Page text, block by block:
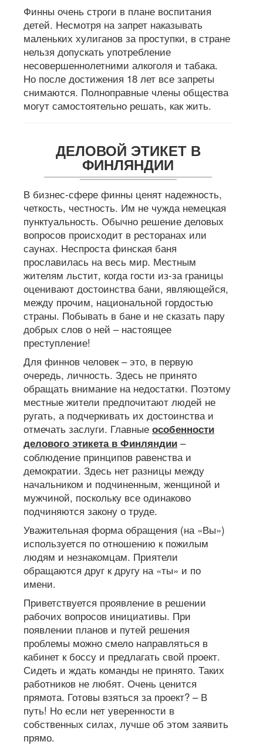
Финны очень строги в плане воспитания
детей. Несмотря на запрет наказывать
маленьких хулиганов за проступки, в стране
нельзя допускать употребление
несовершеннолетними алкоголя и табака.
Но после достижения 18 лет все запреты
снимаются. Полноправные члены общества
могут самостоятельно решать, как жить.
ДЕЛОВОЙ ЭТИКЕТ В
ФИНЛЯНДИИ
В бизнес-сфере финны ценят надежность,
четкость, честность. Им не чужда немецкая
пунктуальность. Обычно решение деловых
вопросов происходит в ресторанах или
саунах. Неспроста финская баня
прославилась на весь мир. Местным
жителям льстит, когда гости из-за границы
оценивают достоинства бани, являющейся,
между прочим, национальной гордостью
страны. Побывать в бане и не сказать пару
добрых слов о ней – настоящее
преступление!
Для финнов человек – это, в первую
очередь, личность. Здесь не принято
обращать внимание на недостатки. Поэтому
местные жители предпочитают людей не
ругать, а подчеркивать их достоинства и
отмечать заслуги. Главные особенности
делового этикета в Финляндии –
соблюдение принципов равенства и
демократии. Здесь нет разницы между
начальником и подчиненным, женщиной и
мужчиной, поскольку все одинаково
подчиняются закону о труде.
Уважительная форма обращения (на «Вы»)
используется по отношению к пожилым
людям и незнакомцам. Приятели
обращаются друг к другу на «ты» и по
имени.
Приветствуется проявление в решении
рабочих вопросов инициативы. При
появлении планов и путей решения
проблемы можно смело направляться в
кабинет к боссу и предлагать свой проект.
Сидеть и ждать команды не принято. Таких
работников не любят. Очень ценится
прямота. Готовы взяться за проект? – В
путь! Но если нет уверенности в
собственных силах, лучше об этом заявить
прямо.